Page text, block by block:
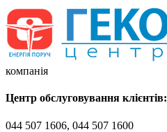
компанія
Центр обслуговування клієнтів:
044 507 1606, 044 507 1600